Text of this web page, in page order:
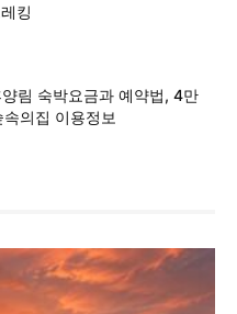
킹
림 숙박요금과 예약법, 4만
의집 이용정보